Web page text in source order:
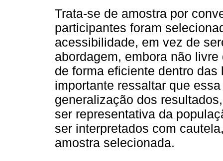
Trata-se de amostra por
participantes foram
acessibilidade, em vez de
abordagem, embora não
de forma eficiente dentro
importante ressaltar que
generalização dos
ser representativa da
ser interpretados com
amostra selecionada.